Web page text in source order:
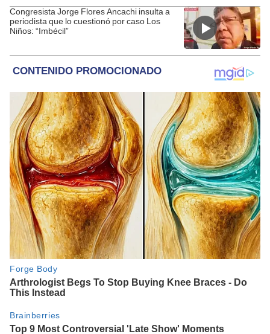
Congresista Jorge Flores Ancachi insulta a
periodista que lo cuestionó por caso Los
Niños: “Imbécil”